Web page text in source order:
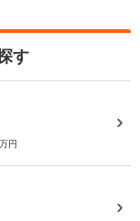
す
万円